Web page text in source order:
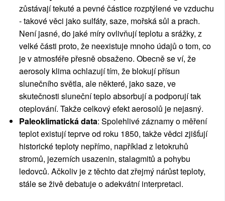
zůstávají tekuté a pevné částice rozptýlené ve vzduchu
- takové věci jako sulfáty, saze, mořská sůl a prach.
Není jasné, do jaké míry ovlivňují teplotu a srážky, z
velké části proto, že neexistuje mnoho údajů o tom, co
je v atmosféře přesně obsaženo. Obecně se ví, že
aerosoly klima ochlazují tím, že blokují přísun
slunečního světla, ale některé, jako saze, ve
skutečnosti sluneční teplo absorbují a podporují tak
oteplování. Takže celkový efekt aerosolů je nejasný.
Paleoklimatická data: Spolehlivé záznamy o měření
teplot existují teprve od roku 1850, takže vědci zjišťují
historické teploty nepřímo, například z letokruhů
stromů, jezerních usazenin, stalagmitů a pohybu
ledovců. Ačkoliv je z těchto dat zřejmý nárůst teploty,
stále se živě debatuje o adekvátní interpretaci.